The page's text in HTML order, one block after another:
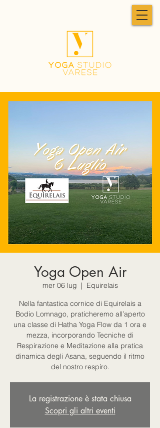
Yoga Open Air
mer 06 lug
  |
Equirelais
Nella fantastica cornice di Equirelais a
Bodio Lomnago, praticheremo all’aperto
una classe di Hatha Yoga Flow da 1 ora e
mezza, incorporando Tecniche di
Respirazione e Meditazione alla pratica
dinamica degli Asana, seguendo il ritmo
del nostro respiro.
La registrazione è stata chiusa
Scopri gli altri eventi